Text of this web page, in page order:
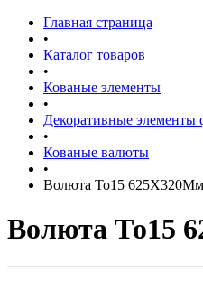
Главная страница
•
Каталог товаров
•
Кованые элементы
•
Декоративные элементы
•
Кованые валюты
•
Волюта То15 625X320Мм
Волюта То15